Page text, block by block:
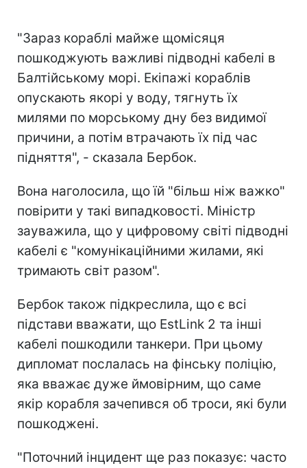
"Зараз кораблі майже щомісяця
пошкоджують важливі підводні кабелі в
Балтійському морі. Екіпажі кораблів
опускають якорі у воду, тягнуть їх
милями по морському дну без видимої
причини, а потім втрачають їх під час
підняття", - сказала Бербок.
Вона наголосила, що їй "більш ніж важко"
повірити у такі випадковості. Міністр
зауважила, що у цифровому світі підводні
кабелі є "комунікаційними жилами, які
тримають світ разом".
Бербок також підкреслила, що є всі
підстави вважати, що EstLink 2 та інші
кабелі пошкодили танкери. При цьому
дипломат послалась на фінську поліцію,
яка вважає дуже ймовірним, що саме
якір корабля зачепився об троси, які були
пошкоджені.
"Поточний інцидент ще раз показує: часто